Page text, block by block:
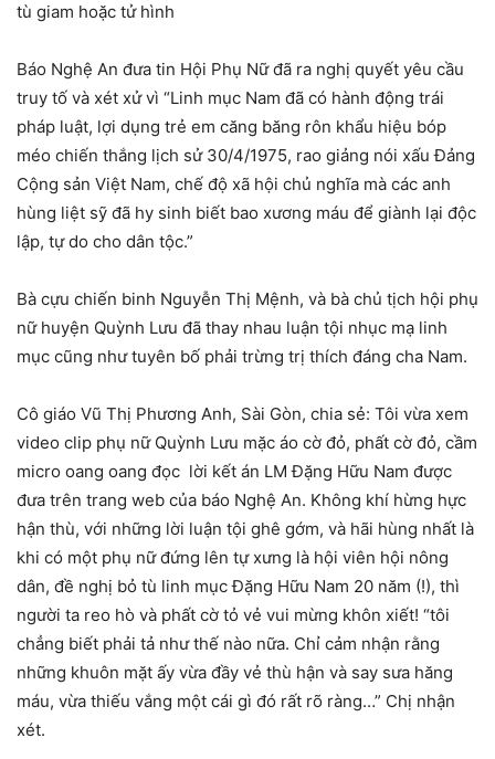
tù giam hoặc tử hình
Báo Nghệ An đưa tin Hội Phụ Nữ đã ra nghị quyết yêu cầu
truy tố và xét xử vì “Linh mục Nam đã có hành động trái
pháp luật, lợi dụng trẻ em căng băng rôn khẩu hiệu bóp
méo chiến thắng lịch sử 30/4/1975, rao giảng nói xấu Đảng
Cộng sản Việt Nam, chế độ xã hội chủ nghĩa mà các anh
hùng liệt sỹ đã hy sinh biết bao xương máu để giành lại độc
lập, tự do cho dân tộc.”
Bà cựu chiến binh Nguyễn Thị Mệnh, và bà chủ tịch hội phụ
nữ huyện Quỳnh Lưu đã thay nhau luận tội nhục mạ linh
mục cũng như tuyên bố phải trừng trị thích đáng cha Nam.
Cô giáo Vũ Thị Phương Anh, Sài Gòn, chia sẻ: Tôi vừa xem
video clip phụ nữ Quỳnh Lưu mặc áo cờ đỏ, phất cờ đỏ, cầm
micro oang oang đọc lời kết án LM Đặng Hữu Nam được
đưa trên trang web của báo Nghệ An. Không khí hừng hực
hận thù, với những lời luận tội ghê gớm, và hãi hùng nhất là
khi có một phụ nữ đứng lên tự xưng là hội viên hội nông
dân, đề nghị bỏ tù linh mục Đặng Hữu Nam 20 năm (!), thì
người ta reo hò và phất cờ tỏ vẻ vui mừng khôn xiết! “tôi
chẳng biết phải tả như thế nào nữa. Chỉ cảm nhận rằng
những khuôn mặt ấy vừa đầy vẻ thù hận và say sưa hăng
máu, vừa thiếu vắng một cái gì đó rất rõ ràng…” Chị nhận
xét.